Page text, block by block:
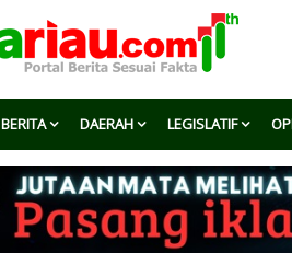
BERITA DAERAH LEGISLATIF